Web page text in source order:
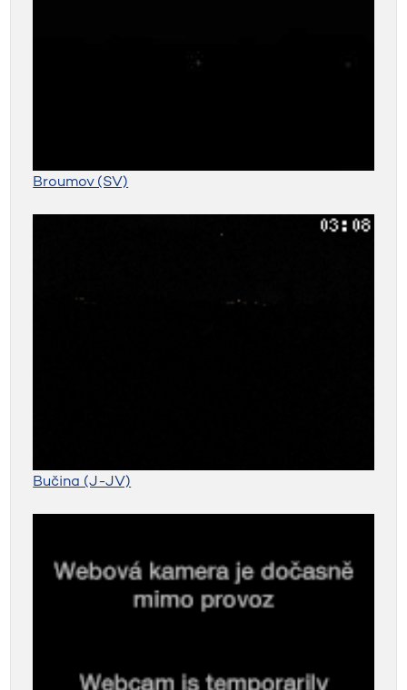
Broumov (SV)
Bučina (J-JV)